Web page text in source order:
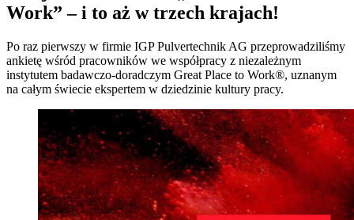
Work” – i to aż w trzech krajach!
Po raz pierwszy w firmie IGP Pulvertechnik AG przeprowadziliśmy
ankietę wśród pracowników we współpracy z niezależnym
instytutem badawczo-doradczym Great Place to Work®, uznanym
na całym świecie ekspertem w dziedzinie kultury pracy.